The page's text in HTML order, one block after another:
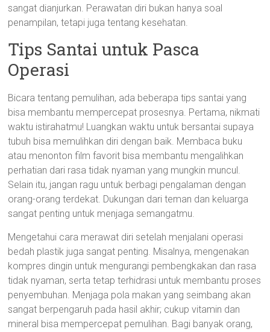
sangat dianjurkan. Perawatan diri bukan hanya soal
penampilan, tetapi juga tentang kesehatan.
Tips Santai untuk Pasca
Operasi
Bicara tentang pemulihan, ada beberapa tips santai yang
bisa membantu mempercepat prosesnya. Pertama, nikmati
waktu istirahatmu! Luangkan waktu untuk bersantai supaya
tubuh bisa memulihkan diri dengan baik. Membaca buku
atau menonton film favorit bisa membantu mengalihkan
perhatian dari rasa tidak nyaman yang mungkin muncul.
Selain itu, jangan ragu untuk berbagi pengalaman dengan
orang-orang terdekat. Dukungan dari teman dan keluarga
sangat penting untuk menjaga semangatmu.
Mengetahui cara merawat diri setelah menjalani operasi
bedah plastik juga sangat penting. Misalnya, mengenakan
kompres dingin untuk mengurangi pembengkakan dan rasa
tidak nyaman, serta tetap terhidrasi untuk membantu proses
penyembuhan. Menjaga pola makan yang seimbang akan
sangat berpengaruh pada hasil akhir; cukup vitamin dan
mineral bisa mempercepat pemulihan. Bagi banyak orang,